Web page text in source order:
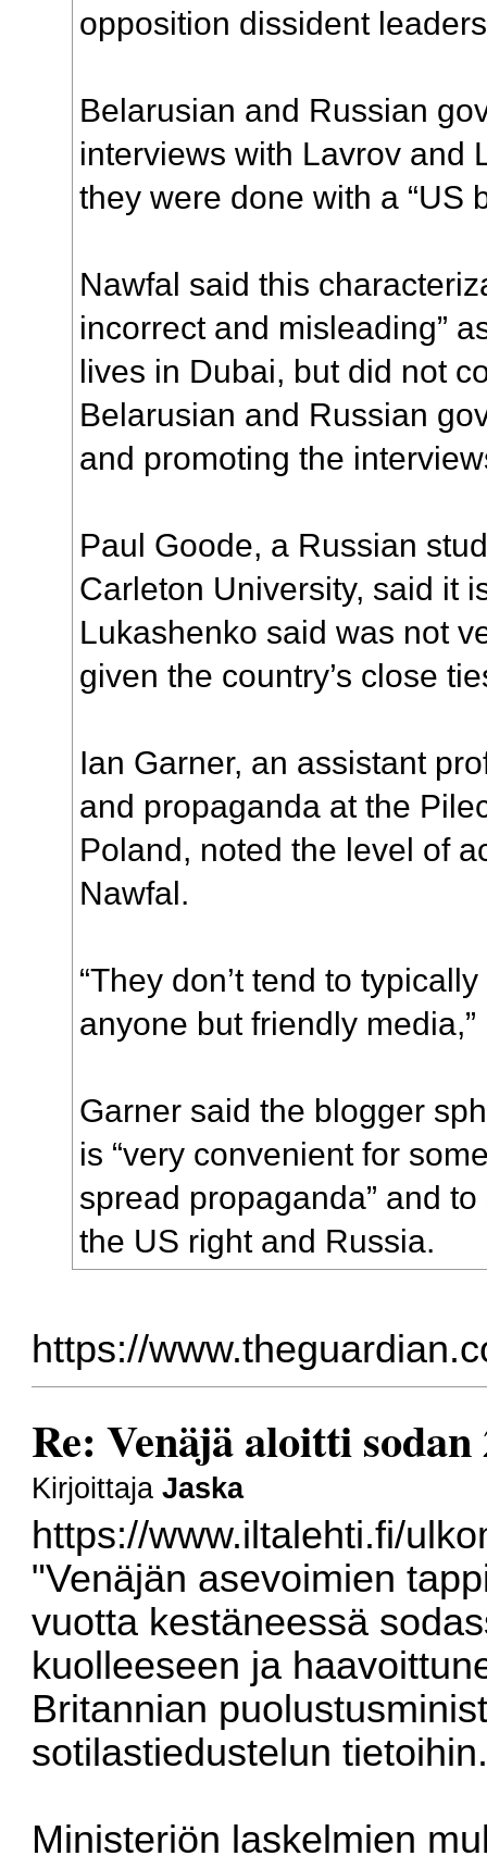
opposition dissident
Belarusian and Russian
interviews with Lavrov and
they were done with a “US
Nawfal said this
incorrect and misleading”
lives in Dubai, but did not
Belarusian and Russian
and promoting the
Paul Goode, a Russian
Carleton University, said it
Lukashenko said was not
given the country’s close
Ian Garner, an assistant
and propaganda at the
Poland, noted the level of
Nawfal.
“They don’t tend to
anyone but friendly
Garner said the blogger
is “very convenient for
spread propaganda” and
the US right and Russia.
https://
Re: Venäjä aloitti sodan
KirjoittajaJaska
https://www.iltalehti.fi/
"Venäjän asevoimien
vuotta kestäneessä
kuolleeseen ja
Britannian
sotilastiedustelun
Ministeriön laskelmien